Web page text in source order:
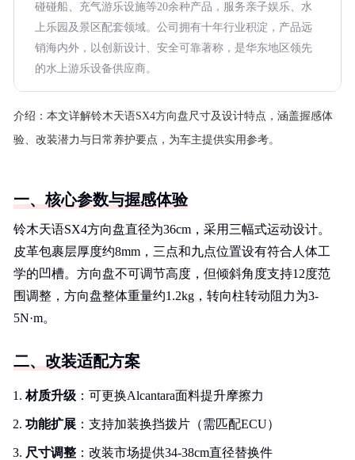
碰碰船、充气游乐设施等20余种产品，服务亲子娱乐、水
上乐园及景区配套领域。公司拥有十年行业积淀，产品远
销海内外，以创新设计、安全可靠著称，是华东地区领先
的水上游乐设备供应商。
介绍： 本文详解铃木天语SX4方向盘尺寸及设计特点，涵盖握感体
验、改装潜力与日常养护要点，为车主提供实用参考。
一、核心参数与握感体验
铃木天语SX4方向盘直径为36cm，采用三幅式运动设计。
皮革包裹层厚度约8mm，三点和九点位置设有符合人体工
学的凹槽。方向盘不可调节高度，但倾斜角度支持12度范
围调整，方向盘整体重量约1.2kg，转向柱转动阻力为3-
5N·m。
二、改装适配方案
材质升级 ：可更换Alcantara面料提升摩擦力
功能扩展 ：支持加装换挡拨片（需匹配ECU）
尺寸调整 ：改装市场提供34-38cm直径替换件